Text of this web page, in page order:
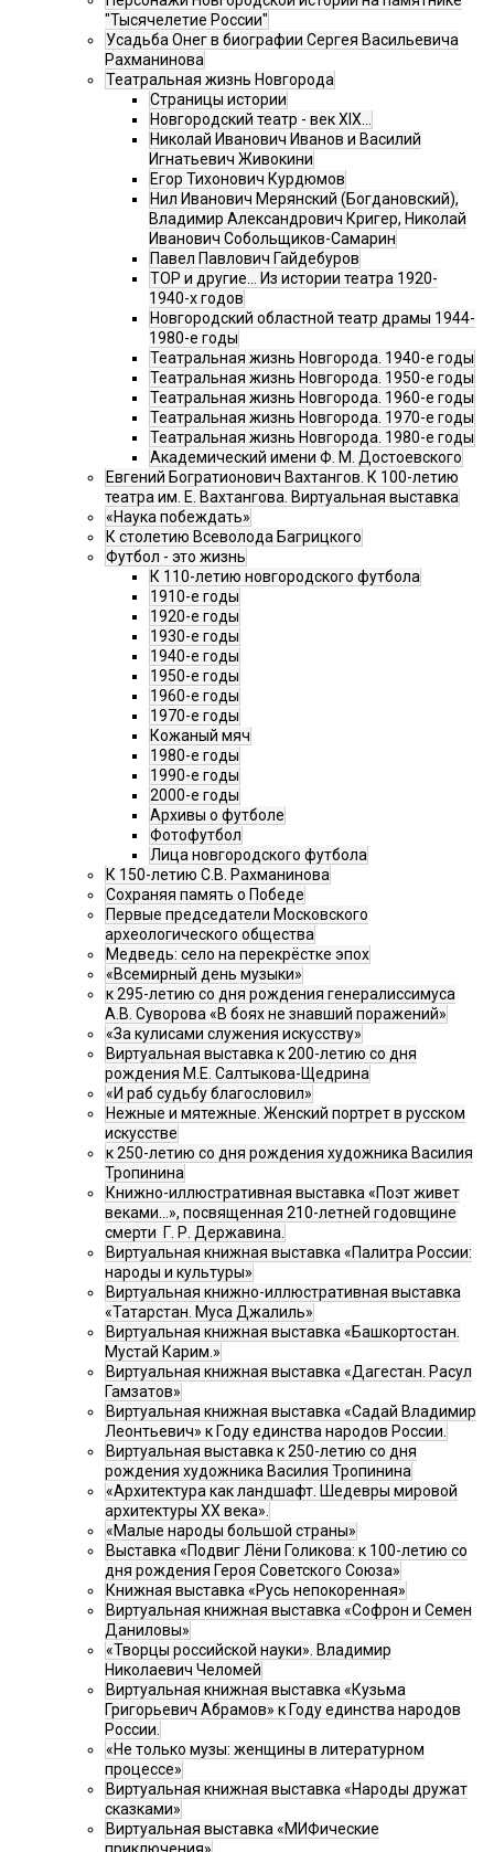
"Тысячелетие России"
Усадьба Онег в биографии Сергея Васильевича
Рахманинова
Театральная жизнь Новгорода
Страницы истории
Новгородский театр - век XIX…
Николай Иванович Иванов и Василий
Игнатьевич Живокини
Егор Тихонович Курдюмов
Нил Иванович Мерянский (Богдановский),
Владимир Александрович Кригер, Николай
Иванович Собольщиков-Самарин
Павел Павлович Гайдебуров
ТОР и другие… Из истории театра 1920-
1940-х годов
Новгородский областной театр драмы 1944-
1980-е годы
Театральная жизнь Новгорода. 1940-е годы
Театральная жизнь Новгорода. 1950-е годы
Театральная жизнь Новгорода. 1960-е годы
Театральная жизнь Новгорода. 1970-е годы
Театральная жизнь Новгорода. 1980-е годы
Академический имени Ф. М. Достоевского
Евгений Богратионович Вахтангов. К 100-летию
театра им. Е. Вахтангова. Виртуальная выставка
«Наука побеждать»
К столетию Всеволода Багрицкого
Футбол - это жизнь
К 110-летию новгородского футбола
1910-е годы
1920-е годы
1930-е годы
1940-е годы
1950-е годы
1960-е годы
1970-е годы
Кожаный мяч
1980-е годы
1990-е годы
2000-е годы
Архивы о футболе
Фотофутбол
Лица новгородского футбола
К 150-летию С.В. Рахманинова
Сохраняя память о Победе
Первые председатели Московского
археологического общества
Медведь: село на перекрёстке эпох
«Всемирный день музыки»
к 295-летию со дня рождения генералиссимуса
А.В. Суворова «В боях не знавший поражений»
«За кулисами служения искусству»
Виртуальная выставка к 200-летию со дня
рождения М.Е. Салтыкова-Щедрина
«И раб судьбу благословил»
Нежные и мятежные. Женский портрет в русском
искусстве
к 250-летию со дня рождения художника Василия
Тропинина
Книжно-иллюстративная выставка «Поэт живет
веками…», посвященная 210-летней годовщине
смерти Г. Р. Державина.
Виртуальная книжная выставка «Палитра России:
народы и культуры»
Виртуальная книжно-иллюстративная выставка
«Татарстан. Муса Джалиль»
Виртуальная книжная выставка «Башкортостан.
Мустай Карим.»
Виртуальная книжная выставка «Дагестан. Расул
Гамзатов»
Виртуальная книжная выставка «Садай Владимир
Леонтьевич» к Году единства народов России.
Виртуальная выставка к 250-летию со дня
рождения художника Василия Тропинина
«Архитектура как ландшафт. Шедевры мировой
архитектуры XX века».
«Малые народы большой страны»
Выставка «Подвиг Лёни Голикова: к 100-летию со
дня рождения Героя Советского Союза»
Книжная выставка «Русь непокоренная»
Виртуальная книжная выставка «Софрон и Семен
Даниловы»
«Творцы российской науки». Владимир
Николаевич Челомей
Виртуальная книжная выставка «Кузьма
Григорьевич Абрамов» к Году единства народов
России.
«Не только музы: женщины в литературном
процессе»
Виртуальная книжная выставка «Народы дружат
сказками»
Виртуальная выставка «МИФические